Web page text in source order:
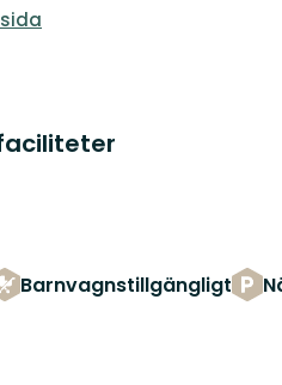
Barnvagnstillgängligt